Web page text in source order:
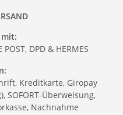
POST, DPD & HERMES
Kreditkarte, Giropay
SOFORT-Überweisung,
Nachnahme